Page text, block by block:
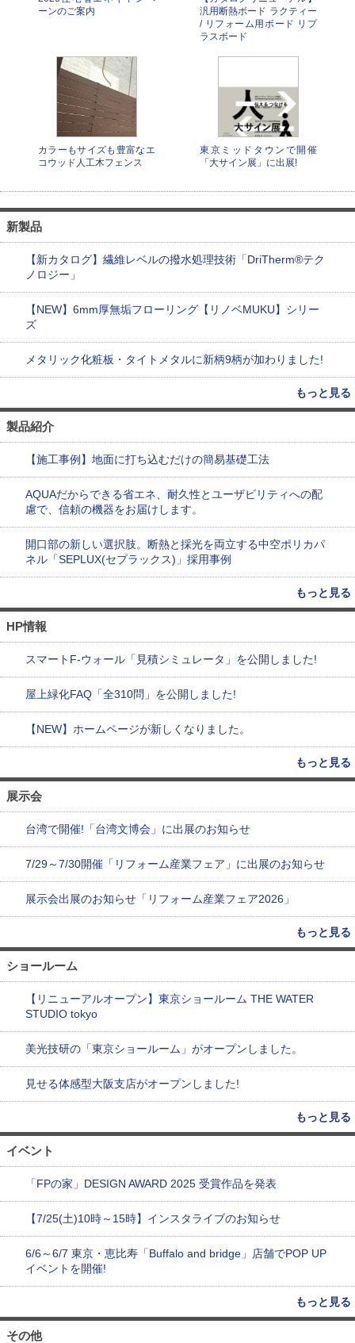
ーンのご案内
汎用断熱ボード ラクティー
/ リフォーム用ボード リプ
ラスボード
カラーもサイズも豊富なエ
コウッド人工木フェンス
東京ミッドタウンで開催
「大サイン展」に出展!
新製品
【新カタログ】繊維レベルの撥水処理技術「DriTherm®テク
ノロジー」
【NEW】6mm厚無垢フローリング【リノベMUKU】シリー
ズ
メタリック化粧板・タイトメタルに新柄9柄が加わりました!
もっと見る
製品紹介
【施工事例】地面に打ち込むだけの簡易基礎工法
AQUAだからできる省エネ、耐久性とユーザビリティへの配
慮で、信頼の機器をお届けします。
開口部の新しい選択肢。断熱と採光を両立する中空ポリカパ
ネル「SEPLUX(セプラックス)」採用事例
もっと見る
HP情報
スマートF-ウォール「見積シミュレータ」を公開しました!
屋上緑化FAQ「全310問」を公開しました!
【NEW】ホームページが新しくなりました。
もっと見る
展示会
台湾で開催!「台湾文博会」に出展のお知らせ
7/29～7/30開催「リフォーム産業フェア」に出展のお知らせ
展示会出展のお知らせ「リフォーム産業フェア2026」
もっと見る
ショールーム
【リニューアルオープン】東京ショールーム THE WATER
STUDIO tokyo
美光技研の「東京ショールーム」がオープンしました。
見せる体感型大阪支店がオープンしました!
もっと見る
イベント
「FPの家」DESIGN AWARD 2025 受賞作品を発表
【7/25(土)10時～15時】インスタライブのお知らせ
6/6～6/7 東京・恵比寿「Buffalo and bridge」店舗でPOP UP
イベントを開催!
もっと見る
その他